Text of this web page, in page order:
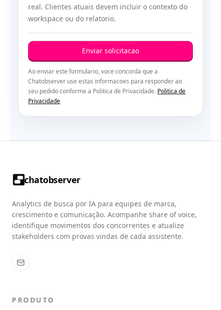
real. Clientes atuais devem incluir o contexto do
workspace ou do relatorio.
Enviar solicitacao
Ao enviar este formulario, voce concorda que a
Chatobserver use estas informacoes para responder ao
seu pedido conforme a Politica de Privacidade. Politica de
Privacidade
chatobserver
Analytics de busca por IA para equipes de marca,
crescimento e comunicação. Acompanhe share of voice,
identifique movimentos dos concorrentes e atualize
stakeholders com provas vindas de cada assistente.
PRODUTO